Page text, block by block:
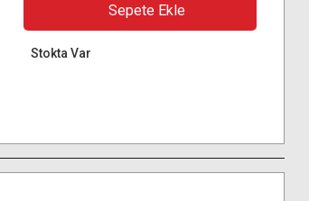
Sepete Ekle
Stokta Var